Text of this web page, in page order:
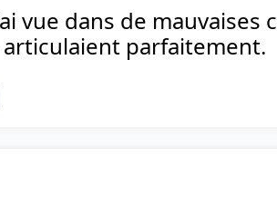
vue dans de
parfaitement.